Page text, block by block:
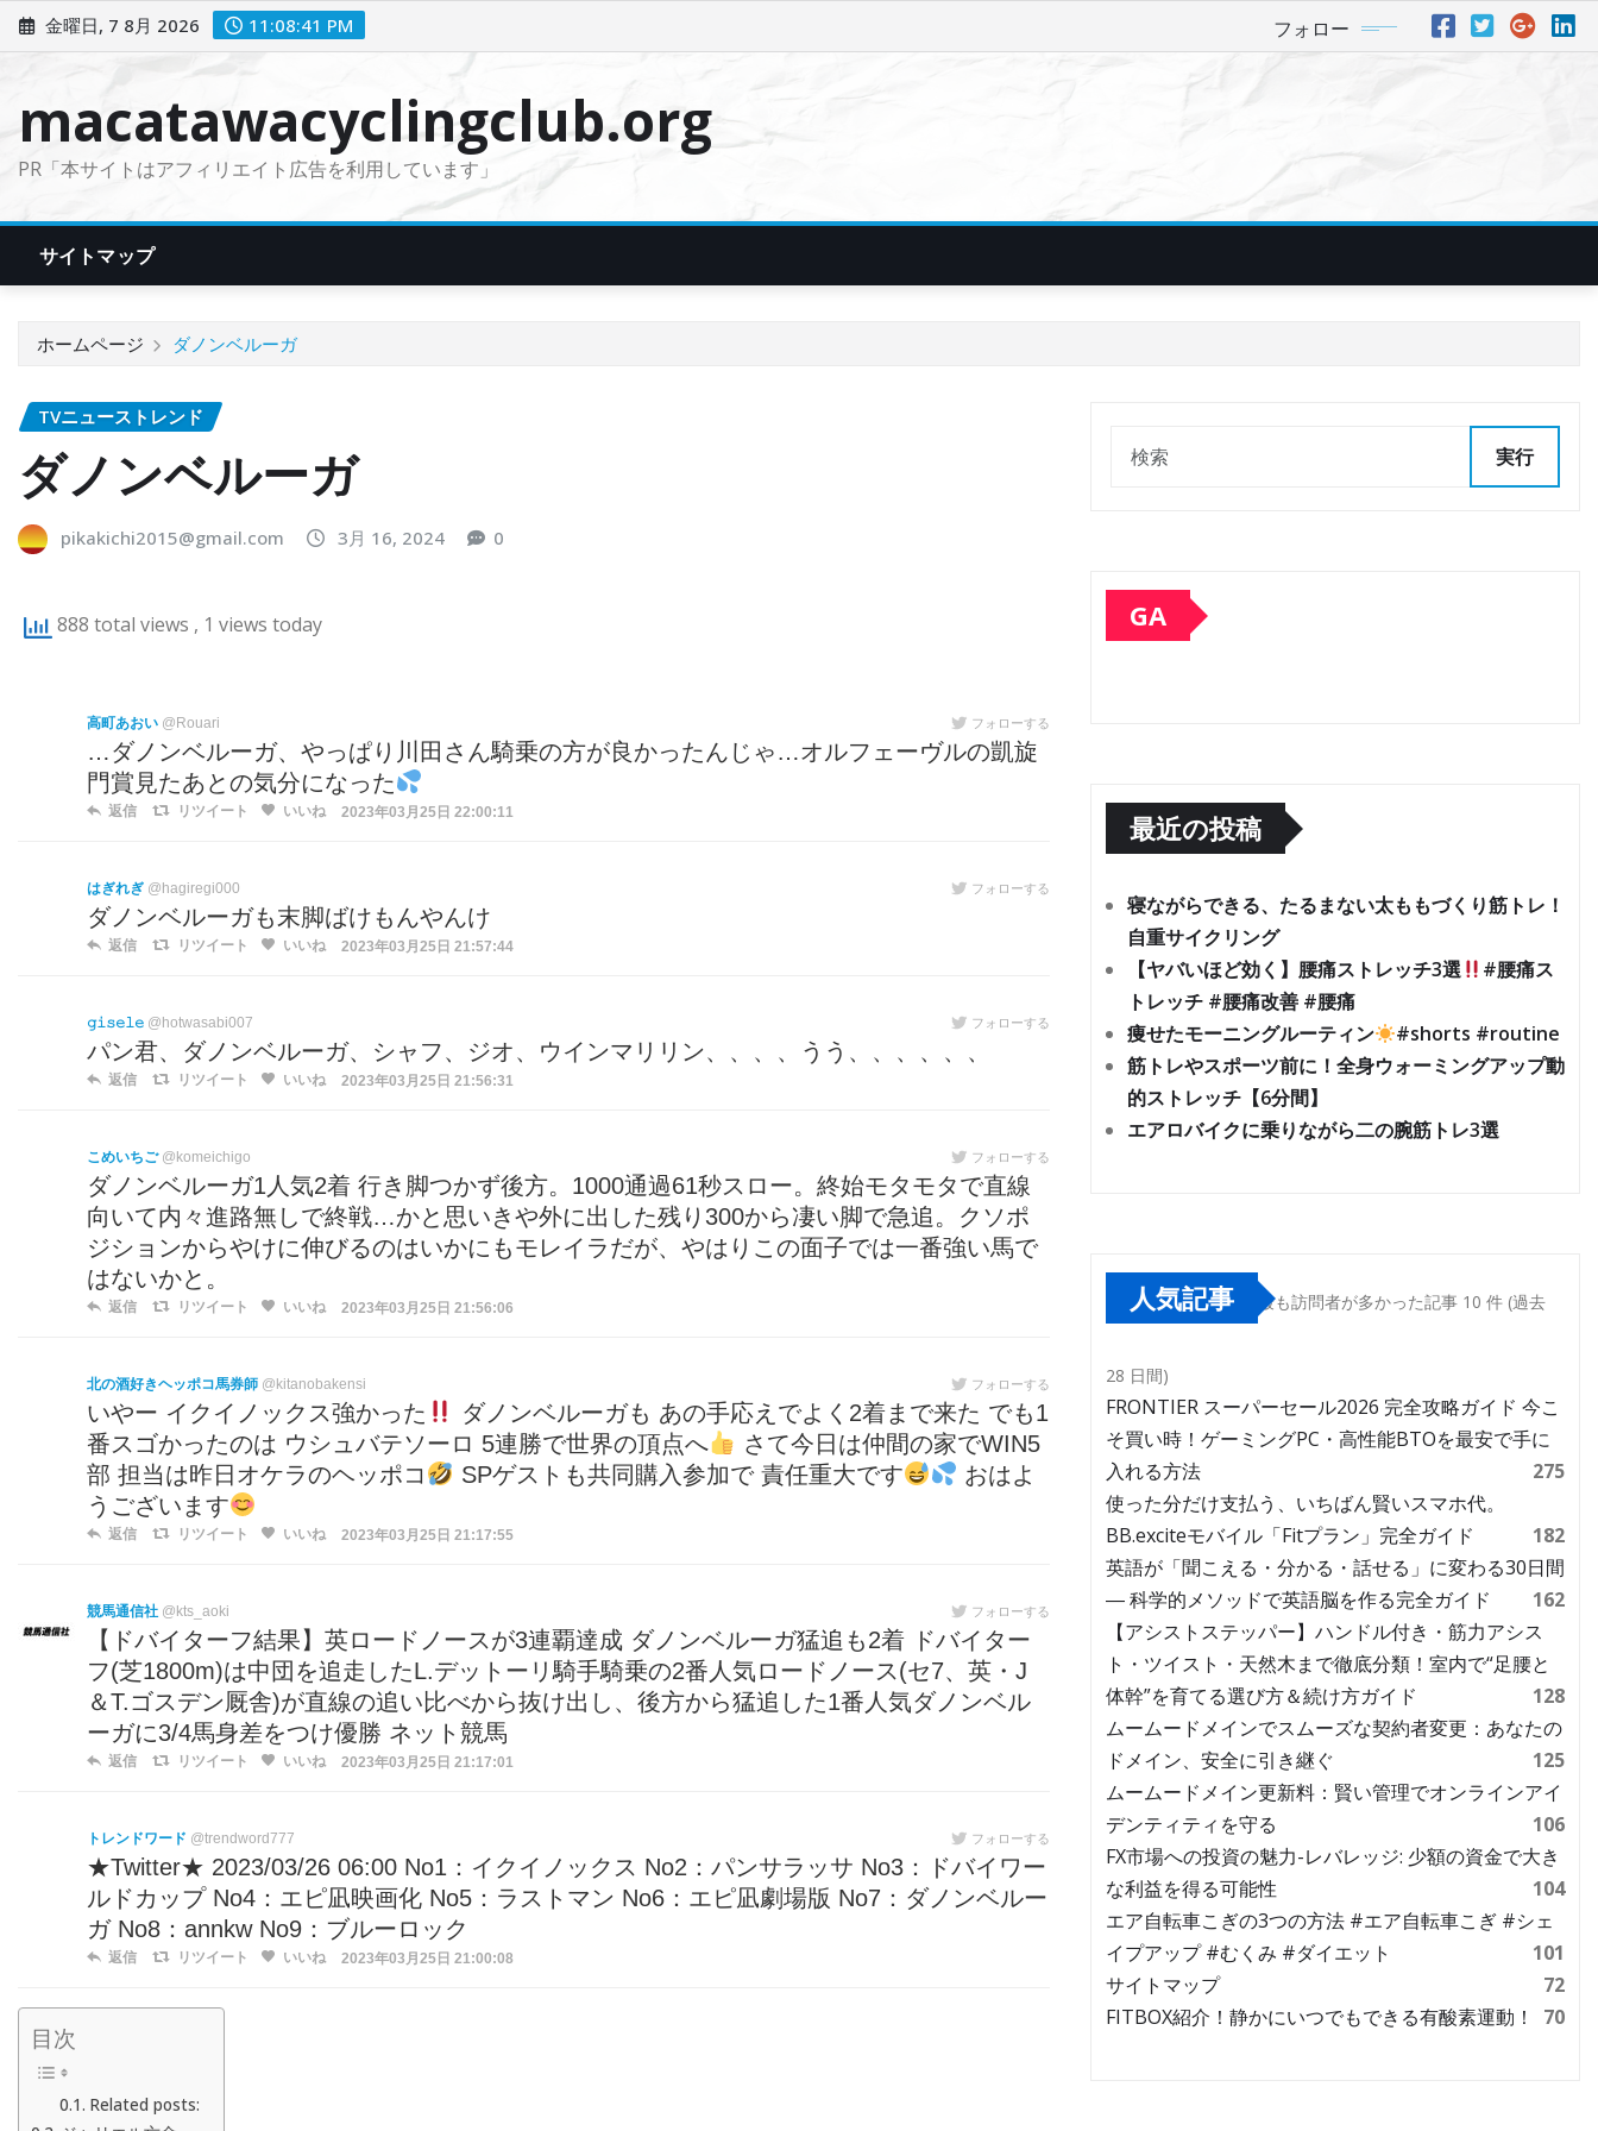
ン
金曜日, 7 8月 2026 11:08:42 PM フォロー
macatawacyclingclub.org
PR「本サイトはアフィリエイト広告を利用しています」
サイトマップ
ホームページ ダノンベルーガ
TVニューストレンド
ダノンベルーガ
pikakichi2015@gmail.com 3月 16, 2024 0
888 total views , 1 views today
高町あおい @Rouari フォローする
…ダノンベルーガ、やっぱり川田さん騎乗の方が良かったんじゃ…オルフェーヴルの凱旋
門賞見たあとの気分になった
返信 リツイート いいね 2023年03月25日 22:00:11
はぎれぎ @hagiregi000 フォローする
ダノンベルーガも末脚ばけもんやんけ
返信 リツイート いいね 2023年03月25日 21:57:44
𝚐𝚒𝚜𝚎𝚕𝚎 @hotwasabi007 フォローする
パン君、ダノンベルーガ、シャフ、ジオ、ウインマリリン、、、、うう、、、、、、
返信 リツイート いいね 2023年03月25日 21:56:31
こめいちご @komeichigo フォローする
ダノンベルーガ1人気2着 行き脚つかず後方。1000通過61秒スロー。終始モタモタで直線
向いて内々進路無しで終戦…かと思いきや外に出した残り300から凄い脚で急追。クソポ
ジションからやけに伸びるのはいかにもモレイラだが、やはりこの面子では一番強い馬で
はないかと。
返信 リツイート いいね 2023年03月25日 21:56:06
北の酒好きヘッポコ馬券師 @kitanobakensi フォローする
いやー イクイノックス強かった
ダノンベルーガも あの手応えでよく2着まで来た でも1
番スゴかったのは ウシュバテソーロ 5連勝で世界の頂点へ
さて今日は仲間の家でWIN5
部 担当は昨日オケラのヘッポコ
SPゲストも共同購入参加で 責任重大です
おはよ
うございます
返信 リツイート いいね 2023年03月25日 21:17:55
競馬通信社 @kts_aoki フォローする
【ドバイターフ結果】英ロードノースが3連覇達成 ダノンベルーガ猛追も2着 ドバイター
フ(芝1800m)は中団を追走したL.デットーリ騎手騎乗の2番人気ロードノース(セ7、英・J
＆T.ゴスデン厩舎)が直線の追い比べから抜け出し、後方から猛追した1番人気ダノンベル
ーガに3/4馬身差をつけ優勝 ネット競馬
返信 リツイート いいね 2023年03月25日 21:17:01
トレンドワード @trendword777 フォローする
★Twitter★ 2023/03/26 06:00 No1：イクイノックス No2：パンサラッサ No3：ドバイワー
ルドカップ No4：エピ凪映画化 No5：ラストマン No6：エピ凪劇場版 No7：ダノンベルー
ガ No8：annkw No9：ブルーロック
返信 リツイート いいね 2023年03月25日 21:00:08
目次
Related posts:
実行
GA
最近の投稿
寝ながらできる、たるまない太ももづくり筋トレ！
自重サイクリング
【ヤバいほど効く】腰痛ストレッチ3選
#腰痛ス
トレッチ #腰痛改善 #腰痛
痩せたモーニングルーティン
#shorts #routine
筋トレやスポーツ前に！全身ウォーミングアップ動
的ストレッチ【6分間】
エアロバイクに乗りながら二の腕筋トレ3選
人気記事 最も訪問者が多かった記事 10 件 (過去
28 日間)
FRONTIER スーパーセール2026 完全攻略ガイド 今こ
そ買い時！ゲーミングPC・高性能BTOを最安で手に
入れる方法
275
使った分だけ支払う、いちばん賢いスマホ代。
BB.exciteモバイル「Fitプラン」完全ガイド
182
英語が「聞こえる・分かる・話せる」に変わる30日間
― 科学的メソッドで英語脳を作る完全ガイド
162
【アシストステッパー】ハンドル付き・筋力アシス
ト・ツイスト・天然木まで徹底分類！室内で“足腰と
体幹”を育てる選び方＆続け方ガイド
128
ムームードメインでスムーズな契約者変更：あなたの
ドメイン、安全に引き継ぐ
125
ムームードメイン更新料：賢い管理でオンラインアイ
デンティティを守る
106
FX市場への投資の魅力-レバレッジ: 少額の資金で大き
な利益を得る可能性
104
エア自転車こぎの3つの方法 #エア自転車こぎ #シェ
イプアップ #むくみ #ダイエット
101
サイトマップ
72
FITBOX紹介！静かにいつでもできる有酸素運動！
70